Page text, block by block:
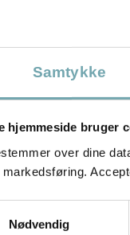
Samtykke
hjemmeside bruger
over dine
Nødvendig
lære
gør dig i
med dyr,
håndtere